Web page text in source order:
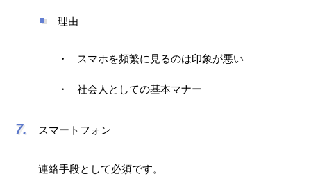
理由
スマホを頻繁に見るのは印象が悪い
社会人としての基本マナー
スマートフォン
連絡手段として必須です。